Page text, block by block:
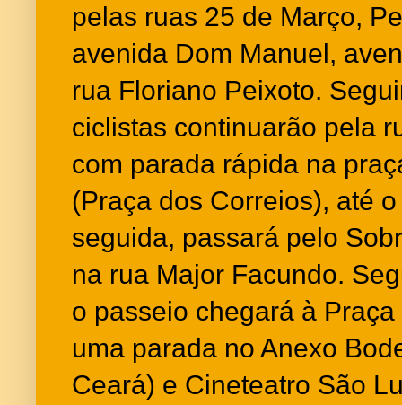
pelas ruas 25 de Março,
avenida Dom Manuel,
rua Floriano Peixoto.
ciclistas continuarão pela
com parada rápida na
(Praça dos Correios), até
seguida, passará pelo
na rua Major Facundo.
o passeio chegará à
uma parada no Anexo
Ceará) e Cineteatro São